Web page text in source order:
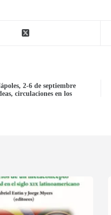
2-6 de septiembre
circulaciones en los